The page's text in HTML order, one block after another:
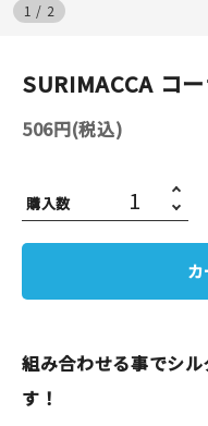
無地素材
紙
はんこ
台湾グッズ
1 / 2
SURIMACCA コ
506円(税込)
購入数
組み合わせる事でシ
す！